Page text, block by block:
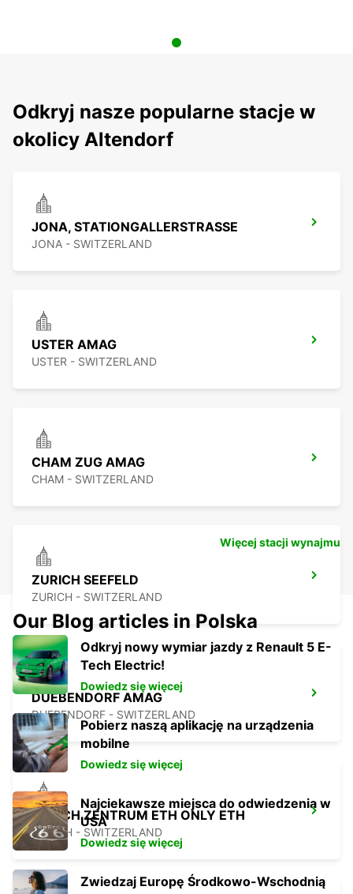
Odkryj nasze popularne stacje w
okolicy Altendorf
JONA, STATIONGALLERSTRASSE
JONA - SWITZERLAND
USTER AMAG
USTER - SWITZERLAND
CHAM ZUG AMAG
CHAM - SWITZERLAND
ZURICH SEEFELD
ZURICH - SWITZERLAND
DUEBENDORF AMAG
DUEBENDORF - SWITZERLAND
ZURICH ZENTRUM ETH ONLY ETH
ZURICH - SWITZERLAND
Więcej stacji wynajmu
Our Blog articles in Polska
Odkryj nowy wymiar jazdy z Renault 5 E-
Tech Electric!
Dowiedz się więcej
Pobierz naszą aplikację na urządzenia
mobilne
Dowiedz się więcej
Najciekawsze miejsca do odwiedzenia w
USA
Dowiedz się więcej
Zwiedzaj Europę Środkowo-Wschodnią